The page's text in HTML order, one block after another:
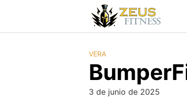
VERA
3 de junio de 2025